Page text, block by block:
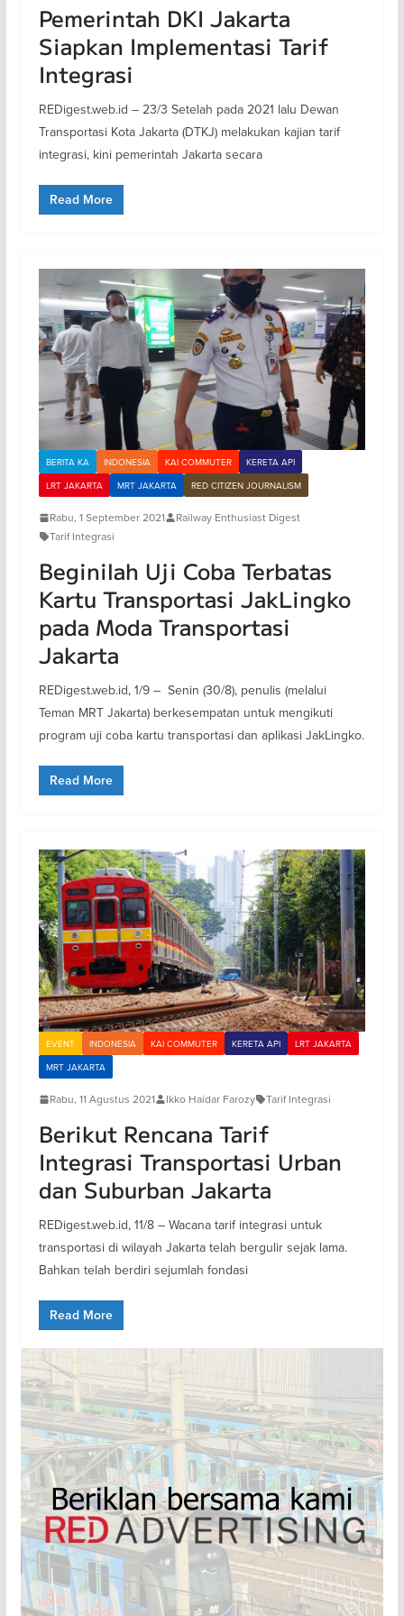
Pemerintah DKI Jakarta
Siapkan Implementasi Tarif
Integrasi
REDigest.web.id – 23/3 Setelah pada 2021 lalu Dewan
Transportasi Kota Jakarta (DTKJ) melakukan kajian tarif
integrasi, kini pemerintah Jakarta secara
Read More
BERITA KA INDONESIA KAI COMMUTER
KERETA API
LRT JAKARTA
MRT JAKARTA RED CITIZEN JOURNALISM
Rabu, 1 September 2021
Railway Enthusiast Digest
Tarif Integrasi
Beginilah Uji Coba Terbatas
Kartu Transportasi JakLingko
pada Moda Transportasi
Jakarta
REDigest.web.id, 1/9 – Senin (30/8), penulis (melalui
Teman MRT Jakarta) berkesempatan untuk mengikuti
program uji coba kartu transportasi dan aplikasi JakLingko.
Read More
EVENT INDONESIA KAI COMMUTER KERETA API
LRT JAKARTA
MRT JAKARTA
Rabu, 11 Agustus 2021 Ikko Haidar Farozy Tarif Integrasi
Berikut Rencana Tarif
Integrasi Transportasi Urban
dan Suburban Jakarta
REDigest.web.id, 11/8 – Wacana tarif integrasi untuk
transportasi di wilayah Jakarta telah bergulir sejak lama.
Bahkan telah berdiri sejumlah fondasi
Read More